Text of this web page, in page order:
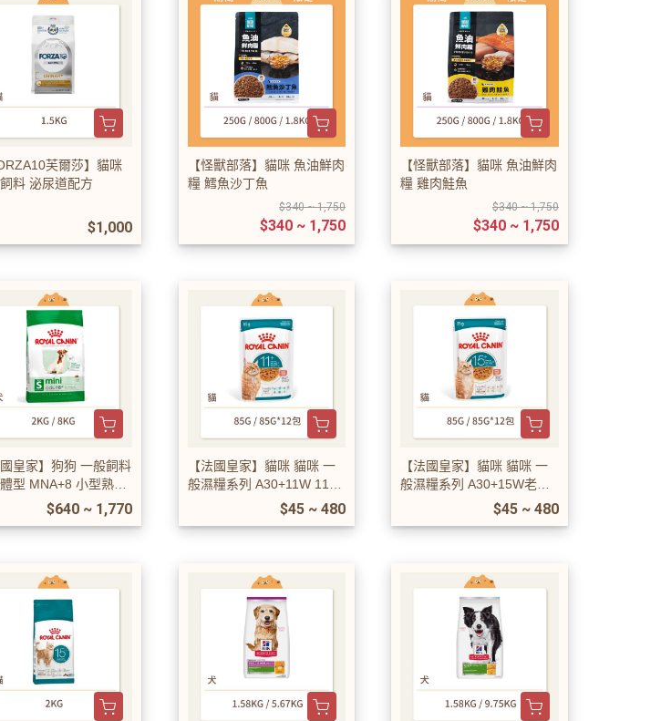
芙爾莎】貓咪
料 泌尿道配方
$1,000
【怪獸部落】貓咪 魚油鮮肉
糧 鱈魚沙丁魚
$340 ~ 1,750
$340 ~ 1,750
【怪獸部落】貓咪 魚油鮮肉
糧 雞肉鮭魚
$340 ~ 1,750
$340 ~ 1,750
國皇家】狗狗 一般飼料
型 MNA+8 小型熟齡
$640 ~ 1,770
【法國皇家】貓咪 貓咪 一
般濕糧系列 A30+11W 11歲
$45 ~ 480
【法國皇家】貓咪 貓咪 一
般濕糧系列 A30+15W老貓1
$45 ~ 480